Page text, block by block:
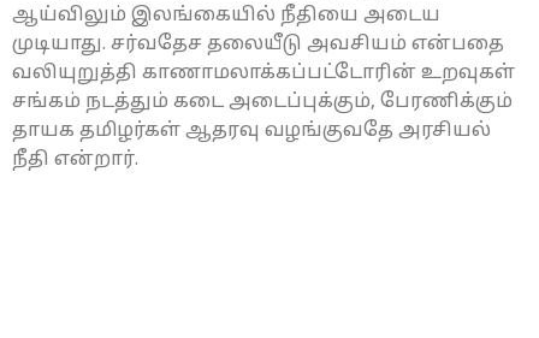
ஆய்விலும் இலங்கையில் நீதியை அடைய
முடியாது. சர்வதேச தலையீடு அவசியம் என்பதை
வலியுறுத்தி காணாமலாக்கப்பட்டோரின் உறவுகள்
சங்கம் நடத்தும் கடை அடைப்புக்கும், பேரணிக்கும்
தாயக தமிழர்கள் ஆதரவு வழங்குவதே அரசியல்
நீதி என்றார்.